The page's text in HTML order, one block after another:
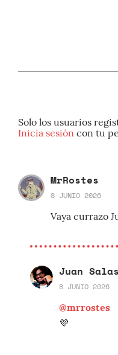
Solo los usuarios
Inicia sesión con tu
MrRostes
8 JUNIO 2026
Vaya currazo
Juan Salas
8 JUNIO 2026
@mrrostes
💜